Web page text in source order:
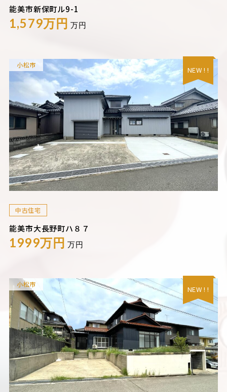
能美市新保町ル9-1
1,579万円 万円
小松市
NEW ! !
中古住宅
能美市大長野町ハ８７
1999万円 万円
小松市
NEW ! !